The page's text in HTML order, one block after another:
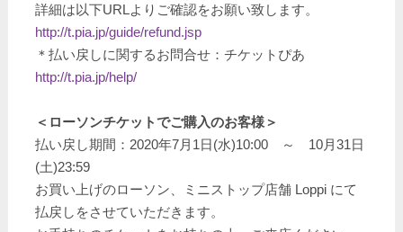
詳細は以下URLよりご確認をお願い致します。
http://t.pia.jp/guide/refund.jsp
＊払い戻しに関するお問合せ：チケットぴあ
http://t.pia.jp/help/
＜ローソンチケットでご購入のお客様＞
払い戻し期間：2020年7月1日(水)10:00 ～ 10月31日
(土)23:59
お買い上げのローソン、ミニストップ店舗 Loppi にて
払戻しをさせていただきます。